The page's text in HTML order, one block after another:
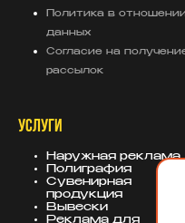
Политика в
данных
Согласие на
рассылок
УСЛУГИ
Наружная реклама
Полиграфия
Сувенирная
продукция
Вывески
Реклама для